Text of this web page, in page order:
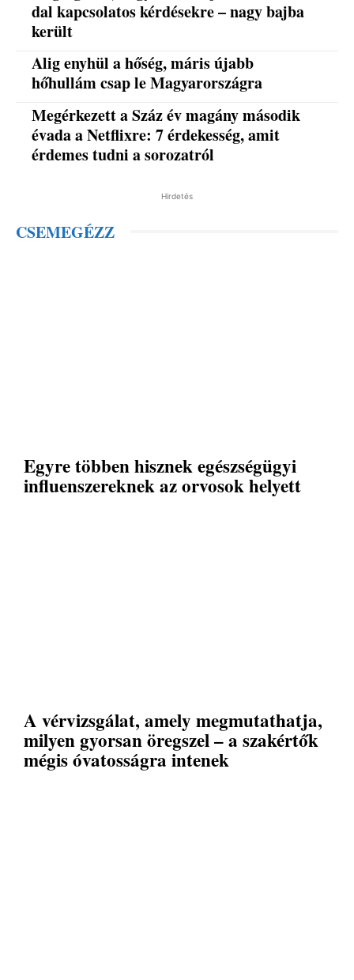
dal kapcsolatos kérdésekre – nagy bajba
került
Alig enyhül a hőség, máris újabb
hőhullám csap le Magyarországra
Megérkezett a Száz év magány második
évada a Netflixre: 7 érdekesség, amit
érdemes tudni a sorozatról
Hirdetés
CSEMEGÉZZ
Egyre többen hisznek egészségügyi
influenszereknek az orvosok helyett
A vérvizsgálat, amely megmutathatja,
milyen gyorsan öregszel – a szakértők
mégis óvatosságra intenek